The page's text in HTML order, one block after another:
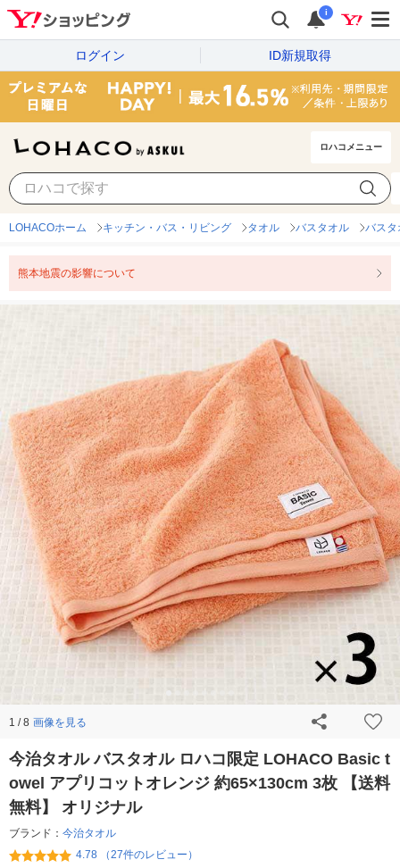
i
ログイン ID新規取得
ロハコメニュー
LOHACOホーム キッチン・バス・リビング タオル バスタオル バスタ
熊本地震の影響について
1 / 8 画像を見る
今治タオル バスタオル ロハコ限定 LOHACO Basic t
owel アプリコットオレンジ 約65×130cm 3枚 【送料
無料】 オリジナル
ブランド： 今治タオル
4.78 （27件のレビュー）